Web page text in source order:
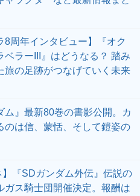
8周年インタビュー】『オク
ベラーIII』はどうなる？ 踏み
旅の足跡がつなげていく未来
ム』最新80巻の書影公開。カ
のは信、蒙恬、そして鎧姿の
】『SDガンダム外伝』伝説の
ガス騎士団開催決定。報酬は